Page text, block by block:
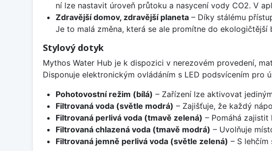
ní lze nastavit úroveň průtoku a nasycení vody CO2. V
Zdravější domov, zdravější planeta– Díky stálému
Je to malá změna, která se ale promítne do ekologičtější
Stylový dotyk
Mythos Water Hub je k dispozici v nerezovém provedení,
Disponuje elektronickým ovládáním s LED podsvícením pro
Pohotovostní režim (bílá) – Zařízení lze aktivovat
Filtrovaná voda (světle modrá) – Zajišťuje, že každý
Filtrovaná perlivá voda (tmavě zelená) – Pomáhá
Filtrovaná chlazená voda (tmavě modrá) – Uvolňuje
Filtrovaná jemně perlivá voda (světle zelená) – S lehčím